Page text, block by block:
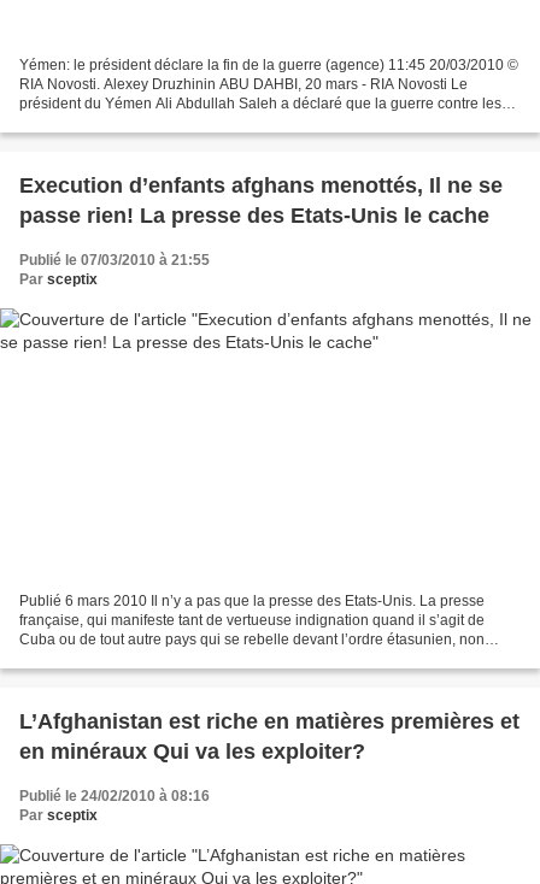
Yémen: le président déclare la fin de la guerre (agence) 11:45 20/03/2010 ©
RIA Novosti. Alexey Druzhinin ABU DAHBI, 20 mars - RIA Novosti Le
président du Yémen Ali Abdullah Saleh a déclaré que la guerre contre les
Execution d’enfants afghans menottés, Il ne se
passe rien! La presse des Etats-Unis le cache
Publié le 07/03/2010 à 21:55
Par sceptix
Publié 6 mars 2010 Il n’y a pas que la presse des Etats-Unis. La presse
française, qui manifeste tant de vertueuse indignation quand il s’agit de
Cuba ou de tout autre pays qui se rebelle devant l’ordre étasunien, non
L’Afghanistan est riche en matières premières et
en minéraux Qui va les exploiter?
Publié le 24/02/2010 à 08:16
Par sceptix